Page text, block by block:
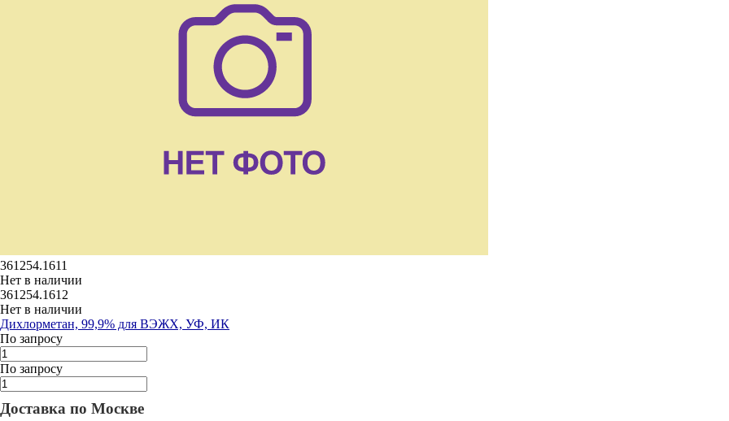
361254.1611
Нет в наличии
361254.1612
Нет в наличии
Дихлорметан, 99,9% для ВЭЖХ, УФ, ИК
По запросу
По запросу
Доставка по Москве